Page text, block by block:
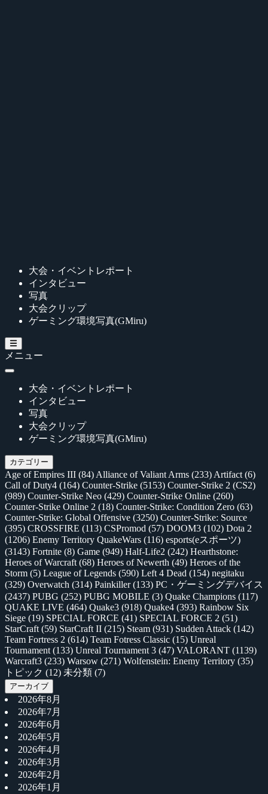
大会・イベントレポート
インタビュー
写真
大会クリップ
ゲーミング環境写真(GMiru)
メニュー
大会・イベントレポート
インタビュー
写真
大会クリップ
ゲーミング環境写真(GMiru)
カテゴリー
Age of Empires III (84) Alliance of Valiant Arms (233) Artifact (6)
Call of Duty4 (164) Counter-Strike (5153) Counter-Strike 2 (CS2)
(989) Counter-Strike Neo (429) Counter-Strike Online (260)
Counter-Strike Online 2 (18) Counter-Strike: Condition Zero (63)
Counter-Strike: Global Offensive (3250) Counter-Strike: Source
(395) CROSSFIRE (113) CSPromod (57) DOOM3 (102) Dota 2
(1206) Enemy Territory QuakeWars (116) esports(eスポーツ)
(3143) Fortnite (8) Game (949) Half-Life2 (242) Hearthstone:
Heroes of Warcraft (68) Heroes of Newerth (49) Heroes of the
Storm (5) League of Legends (590) Left 4 Dead (154) negitaku
(329) Overwatch (314) Painkiller(133) PC・ゲーミングデバイス
(2437) PUBG (252) PUBG MOBILE (3) Quake Champions (117)
QUAKE LIVE (464) Quake3 (918) Quake4 (393) Rainbow Six
Siege (19) SPECIAL FORCE (41) SPECIAL FORCE 2 (51)
StarCraft (59) StarCraft II (215) Steam (931) Sudden Attack (142)
Team Fortress 2 (614) Team Fotress Classic (15) Unreal
Tournament (133) Unreal Tournament 3 (47) VALORANT (1139)
Warcraft3 (233) Warsow (271) Wolfenstein: Enemy Territory (35)
トピック (12) 未分類 (7)
アーカイブ
2026年8月
2026年7月
2026年6月
2026年5月
2026年4月
2026年3月
2026年2月
2026年1月